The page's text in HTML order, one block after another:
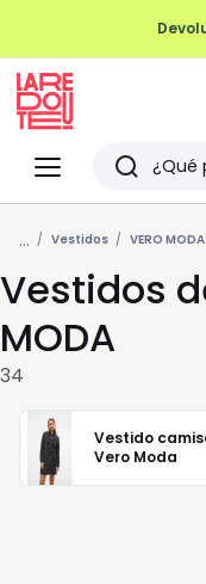
Menu
Redoute
Buscar
Últimos
artículos
vistos
... Vestidos VERO MODA
Vestidos
MODA
34
Vestido
Vero Moda